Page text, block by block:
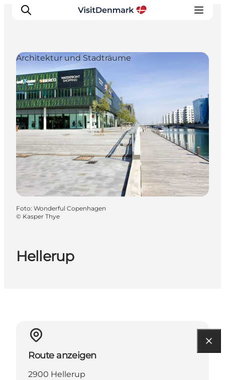
Inspiration
Regionen
Erlebnisse
Unterkünfte
Reiseplanung
Hellerup
Architektur und Stadträume
Foto: Wonderful Copenhagen
© Kasper Thye
Route anzeigen
2900 Hellerup